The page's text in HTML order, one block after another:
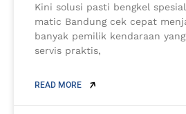
Kini solusi pasti bengkel
matic Bandung cek cepat
banyak pemilik kendaraan
servis praktis,
READ MORE